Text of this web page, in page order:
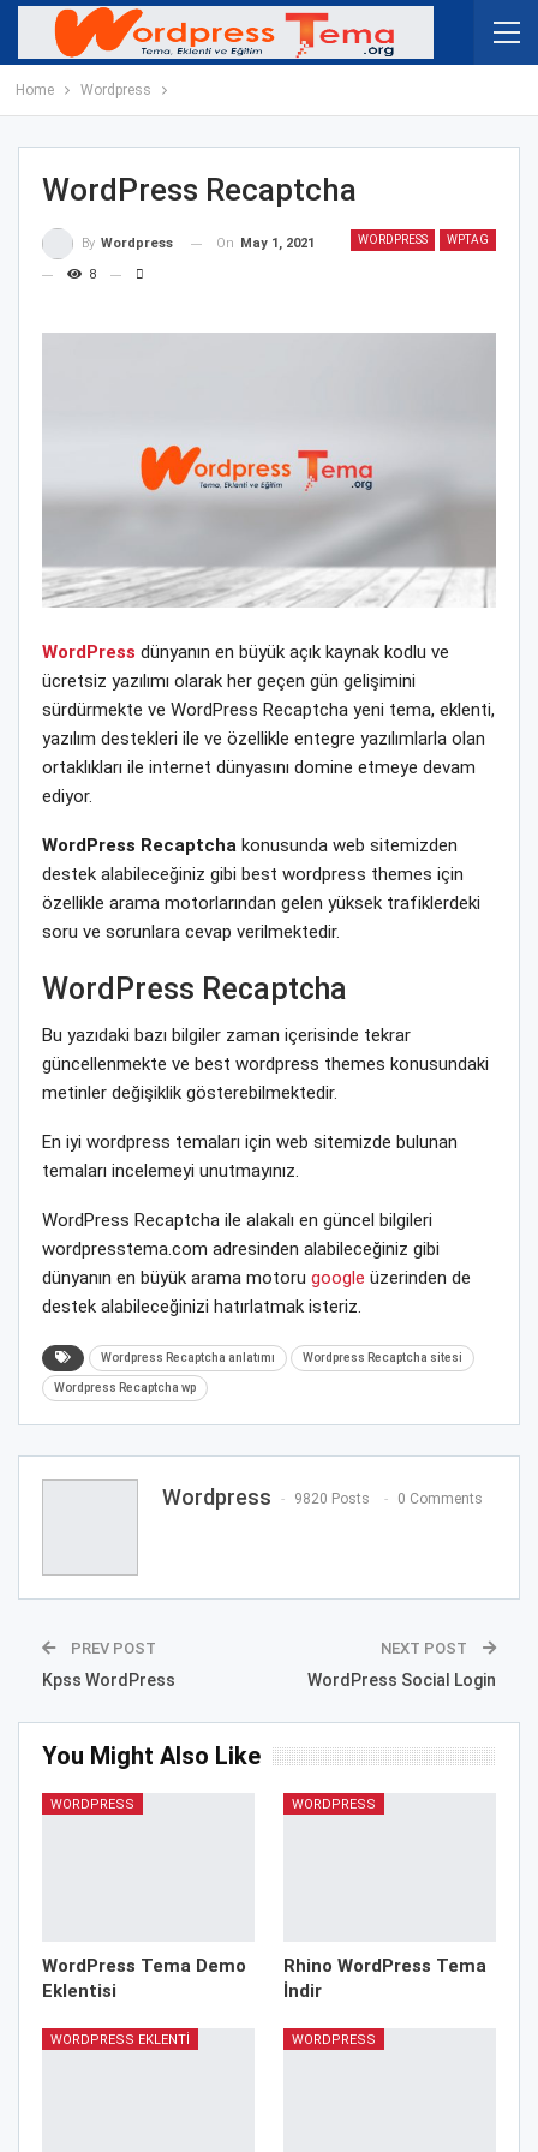
Home Wordpress
WordPress Recaptcha
WORDPRESS WPTAG
By Wordpress On May 1, 2021
8
WordPress dünyanın en büyük açık kaynak kodlu ve
ücretsiz yazılımı olarak her geçen gün gelişimini
sürdürmekte ve WordPress Recaptcha yeni tema, eklenti,
yazılım destekleri ile ve özellikle entegre yazılımlarla olan
ortaklıkları ile internet dünyasını domine etmeye devam
ediyor.
WordPress Recaptcha konusunda web sitemizden
destek alabileceğiniz gibi best wordpress themes için
özellikle arama motorlarından gelen yüksek trafiklerdeki
soru ve sorunlara cevap verilmektedir.
WordPress Recaptcha
Bu yazıdaki bazı bilgiler zaman içerisinde tekrar
güncellenmekte ve best wordpress themes konusundaki
metinler değişiklik gösterebilmektedir.
En iyi wordpress temaları için web sitemizde bulunan
temaları incelemeyi unutmayınız.
WordPress Recaptcha ile alakalı en güncel bilgileri
wordpresstema.com adresinden alabileceğiniz gibi
dünyanın en büyük arama motoru google üzerinden de
destek alabileceğinizi hatırlatmak isteriz.
Wordpress Recaptcha anlatımı Wordpress Recaptcha sitesi
Wordpress Recaptcha wp
Wordpress 9820 Posts 0 Comments
PREV POST
Kpss WordPress
NEXT POST
WordPress Social Login
You Might Also Like
WORDPRESS
WordPress Tema Demo
Eklentisi
WORDPRESS
Rhino WordPress Tema
İndir
WORDPRESS EKLENTI WORDPRESS